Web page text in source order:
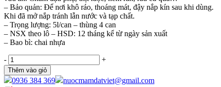
– Bảo quản: Để nơi khô ráo, thoáng mát, đậy nắp kín sau khi dùng.
Khi đã mở nắp tránh lẫn nước và tạp chất.
– Trọng lượng: 5l/can – thùng 4 can
– NSX theo lô – HSD: 12 tháng kể từ ngày sản xuất
– Bao bì: chai nhựa
- +
Thêm vào giỏ
0936 384 369
nuocmamdatviet@gmail.com